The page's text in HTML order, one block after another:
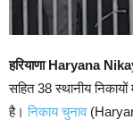
हरियाणा Haryana
सहित 38 स्थानीय
है।निकाय चुनाव